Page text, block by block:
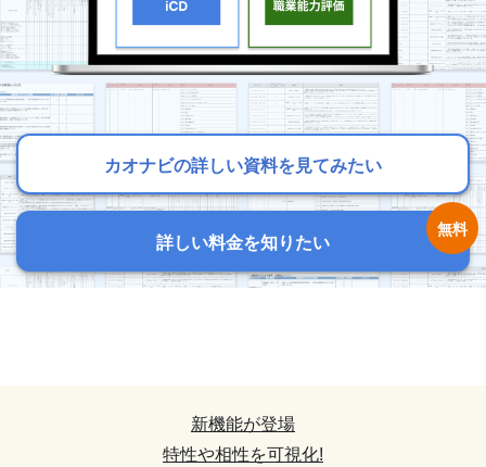
カオナビの詳しい資料を見てみたい
詳しい料金を知りたい
カオナビの詳しい資料を見てみたい
詳しい料金を知りたい
カオナビの詳しい資料を見てみたい
詳しい料金を知りたい
新機能が登場
特性や相性を可視化!